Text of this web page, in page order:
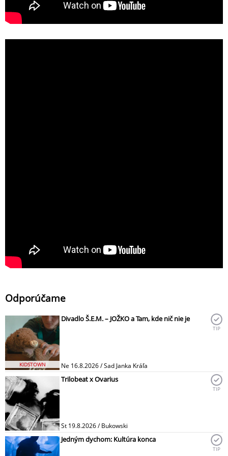
Odporúčame
KIDSTOWN
Divadlo Š.E.M. – JOŽKO a Tam, kde nič nie je
Ne 16.8.2026 / Sad Janka Kráľa
TIP
Trilobeat x Ovarius
St 19.8.2026 / Bukowski
TIP
Jedným dychom: Kultúra konca
TIP